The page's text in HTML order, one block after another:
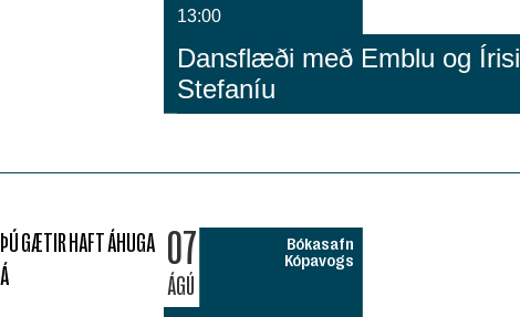
13:00
Dansflæði með Emblu og Írisi
Stefaníu
ÞÚ GÆTIR HAFT ÁHUGA
Á
07
ÁGÚ
Bókasafn
Kópavogs